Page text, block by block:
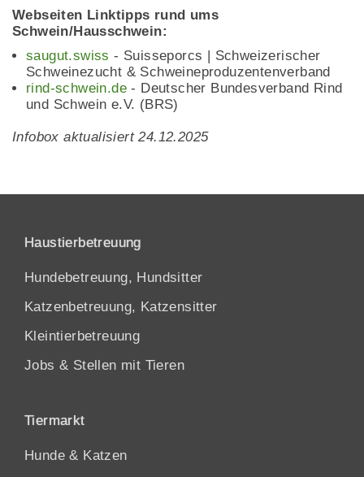
Webseiten Linktipps rund ums
Schwein/Hausschwein:
saugut.swiss - Suisseporcs | Schweizerischer
Schweinezucht & Schweineproduzentenverband
rind-schwein.de - Deutscher Bundesverband Rind
und Schwein e.V. (BRS)
Infobox aktualisiert 24.12.2025
Haustierbetreuung
Hundebetreuung, Hundsitter
Katzenbetreuung, Katzensitter
Kleintierbetreuung
Jobs & Stellen mit Tieren
Tiermarkt
Hunde & Katzen